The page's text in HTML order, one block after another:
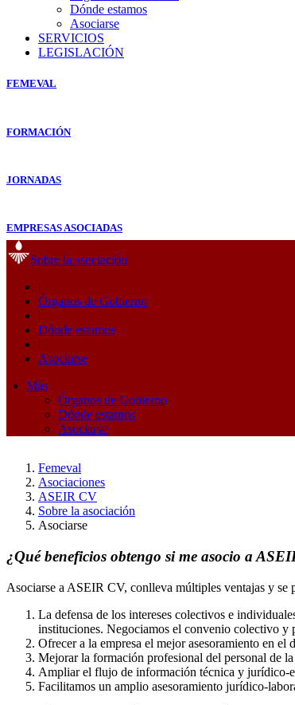
Dónde estamos
Asociarse
SERVICIOS
LEGISLACIÓN
FEMEVAL
FORMACIÓN
JORNADAS
EMPRESAS ASOCIADAS
Sobre la asociación
Órganos de Gobierno
Dónde estamos
Asociarse
Más
Órganos de Gobierno
Dónde estamos
Asociarse
Femeval
Asociaciones
ASEIR CV
Sobre la asociación
Asociarse
¿Qué beneficios obtengo si me asocio a
Asociarse a ASEIR CV, conlleva múltiples ventajas y
La defensa de los intereses colectivos e
instituciones. Negociamos el convenio colectivo y
Ofrecer a la empresa el mejor asesoramiento en el
Mejorar la formación profesional del personal de la
Ampliar el flujo de información técnica y jurídico-
Facilitamos un amplio asesoramiento jurídico-